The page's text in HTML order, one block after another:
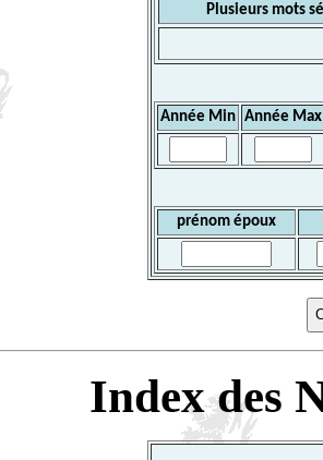
Plusieurs mots
Année Min Année Max
prénom époux
Index des